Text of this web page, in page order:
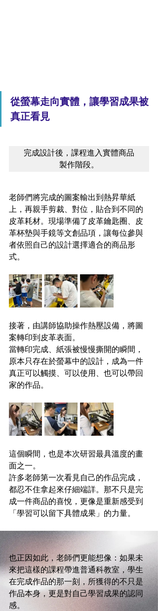
從螢幕走向實體，讓學習成果被
真正看見
完成設計後，課程進入實體商品
製作階段。
老師們將完成的圖案輸出到熱昇華紙
上，再親手剪裁、對位，貼合到不同的
皮革耗材。現場準備了皮革鑰匙圈、皮
革杯墊與手鏡等文創品項，讓每位參與
者依照自己的設計選擇適合的商品形
式。
接著，由講師協助操作熱壓設備，將圖
案轉印到皮革表面。
當轉印完成、紙張被慢慢撕開的瞬間，
原本只存在於螢幕中的設計，成為一件
真正可以觸摸、可以使用、也可以帶回
家的作品。
這個瞬間，也是本次研習最具溫度的畫
面之一。
許多老師第一次看見自己的作品完成，
都忍不住拿起來仔細端詳。那不只是完
成一件商品的喜悅，更像是重新感受到
「學習可以留下具體成果」的力量。
也正因如此，老師們更能想像：如果未
來把這樣的課程帶進普通科教室，學生
在完成作品的那一刻，所獲得的不只是
作品本身，更是對自己學習成果的認同
感。